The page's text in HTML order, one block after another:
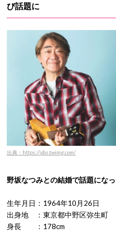
び話題に
出典：https://pbs.twimg.com/
野坂なつみとの結婚で話題にな
生年月日：1964年10月26日
出身地 ：東京都中野区弥生町
身長 ：178cm